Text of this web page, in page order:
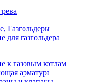
Газгольдеры
газгольдера
к газовым котлам
арматура